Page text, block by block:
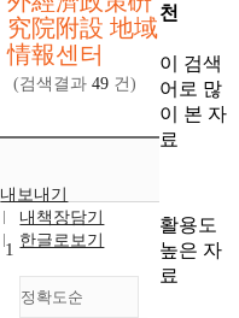
究院附設 地域
情報센터
(검색결과49 건)
내보내기
내책장담기
한글로보기
정확도순
1
천
이 검색
어로 많
이 본 자
료
활용도
높은 자
료